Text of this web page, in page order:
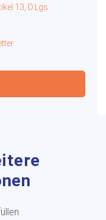
13, D.Lgs